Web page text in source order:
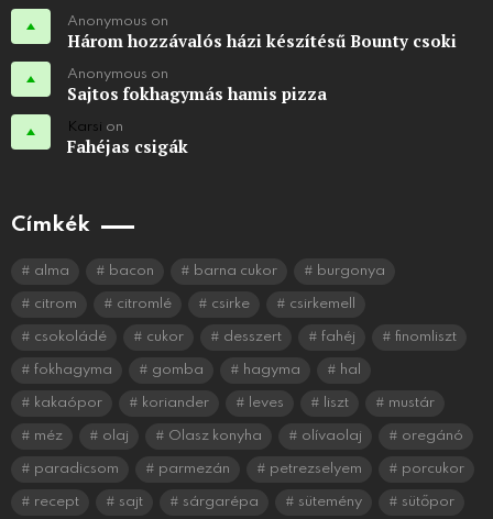
Anonymous on
Három hozzávalós házi készítésű Bounty csoki
Anonymous on
Sajtos fokhagymás hamis pizza
Karsi on
Fahéjas csigák
Címkék
alma bacon barna cukor burgonya
citrom citromlé csirke csirkemell
csokoládé cukor desszert fahéj finomliszt
fokhagyma gomba hagyma hal
kakaópor koriander leves liszt mustár
méz olaj Olasz konyha olívaolaj oregánó
paradicsom parmezán petrezselyem porcukor
recept sajt sárgarépa sütemény sütőpor